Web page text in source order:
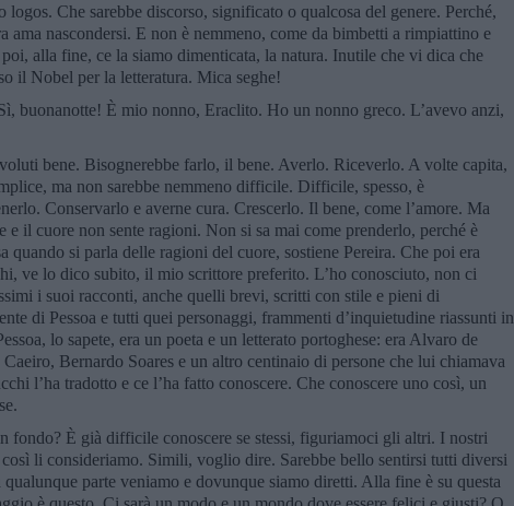
logos. Che sarebbe discorso, significato o qualcosa del genere. Perché,
ama nascondersi. E non è nemmeno, come da bimbetti a rimpiattino e
alla fine, ce la siamo dimenticata, la natura. Inutile che vi dica che
il Nobel per la letteratura. Mica seghe!
buonanotte! È mio nonno, Eraclito. Ho un nonno greco. L’avevo anzi,
bene. Bisognerebbe farlo, il bene. Averlo. Riceverlo. A volte capita,
ma non sarebbe nemmeno difficile. Difficile, spesso, è
Conservarlo e averne cura. Crescerlo. Il bene, come l’amore. Ma
e il cuore non sente ragioni. Non si sa mai come prenderlo, perché è
quando si parla delle ragioni del cuore, sostiene Pereira. Che poi era
ve lo dico subito, il mio scrittore preferito. L’ho conosciuto, non ci
i suoi racconti, anche quelli brevi, scritti con stile e pieni di
di Pessoa e tutti quei personaggi, frammenti d’inquietudine riassunti in
lo sapete, era un poeta e un letterato portoghese: era Alvaro de
Bernardo Soares e un altro centinaio di persone che lui chiamava
l’ha tradotto e ce l’ha fatto conoscere. Che conoscere uno così, un
fondo? È già difficile conoscere se stessi, figuriamoci gli altri. I nostri
li consideriamo. Simili, voglio dire. Sarebbe bello sentirsi tutti diversi
parte veniamo e dovunque siamo diretti. Alla fine è su questa